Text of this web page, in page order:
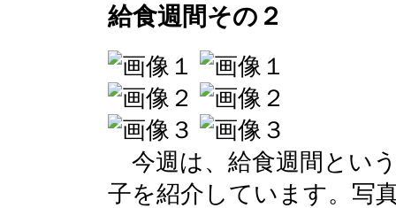
給食週間その２
今週は、給食週間とい
子を紹介しています。写